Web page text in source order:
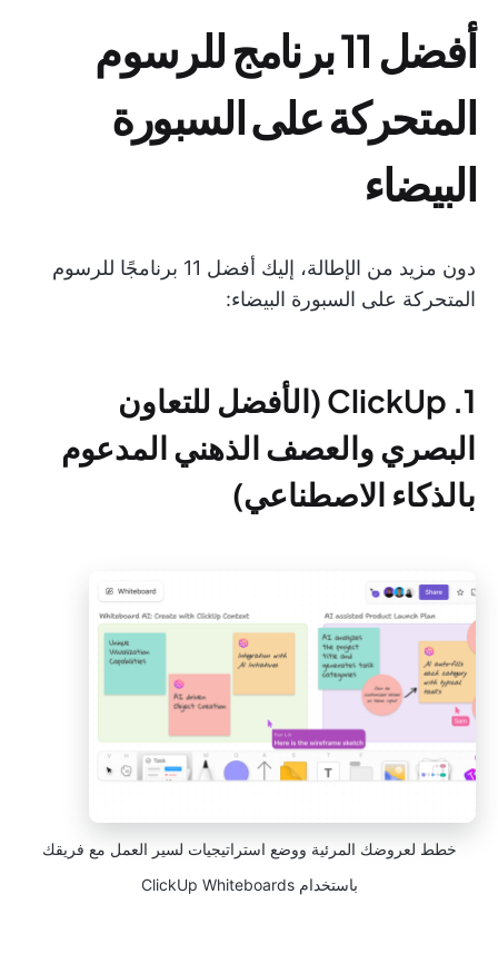
أفضل 11 برنامج للرسوم
المتحركة على السبورة
البيضاء
دون مزيد من الإطالة، إليك أفضل 11 برنامجًا للرسوم
المتحركة على السبورة البيضاء:
1. ClickUp (الأفضل للتعاون
البصري والعصف الذهني المدعوم
بالذكاء الاصطناعي)
خطط لعروضك المرئية ووضع استراتيجيات لسير العمل مع فريقك
باستخدام ClickUp Whiteboards